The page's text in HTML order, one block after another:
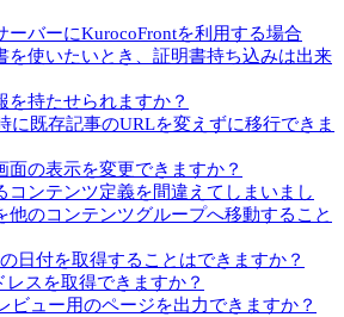
ーバーにKurocoFrontを利用する場合
を使いたいとき、証明書持ち込みは出来
を持たせられますか？
に既存記事のURLを変えずに移行できま
面の表示を変更できますか？
コンテンツ定義を間違えてしまいまし
他のコンテンツグループへ移動すること
日付を取得することはできますか？
スを取得できますか？
ビュー用のページを出力できますか？